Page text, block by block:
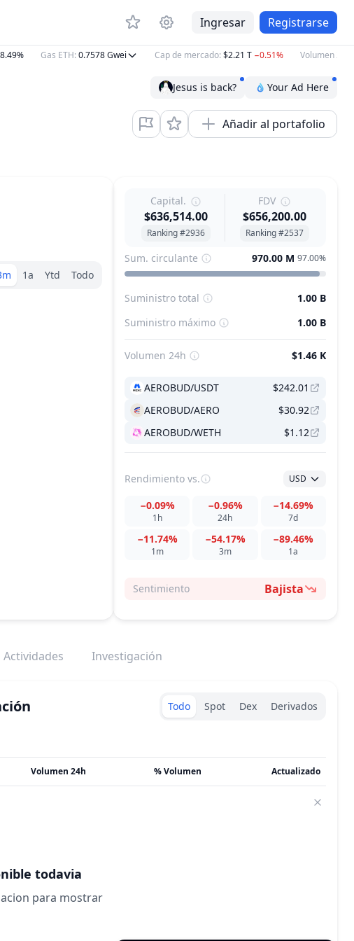
Ingresar Registrarse
Gas ETH:0.7578Gwei Cap de mercado:$2.21 T −0.51% Volumen 24h
Jesus is back? Your Ad Here
Añadir al portafolio
1a Ytd Todo
Capital.
$636,514.00
Ranking #2936
FDV
$656,200.00
Ranking #2537
Sum. circulante 970.00 M 97.00%
Suministro total
1.00 B
Suministro máximo
1.00 B
Volumen 24h $1.46 K
AEROBUD/USDT
$242.01
AEROBUD/AERO
$30.92
AEROBUD/WETH
$1.12
Rendimiento vs. USD
1h
−0.09%
24h
−0.96%
7d
−14.69%
1m
−11.74%
3m
−54.17%
1a
−89.46%
Sentimiento Bajista
Actividades Investigación
Exchanges type
Todo Spot Dex Derivados
Volumen 24h % Volumen Actualizado
todavia
para mostrar